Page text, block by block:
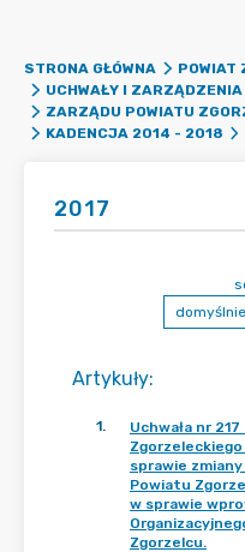
STRONA GŁÓWNA
POWIAT
UCHWAŁY I ZARZĄDZENIA
ZARZĄDU POWIATU
KADENCJA 2014 - 2018
2017
Artykuły:
1.
Uchwała nr
sprawie zmiany
Powiatu
w sprawie
Zgorzelcu.